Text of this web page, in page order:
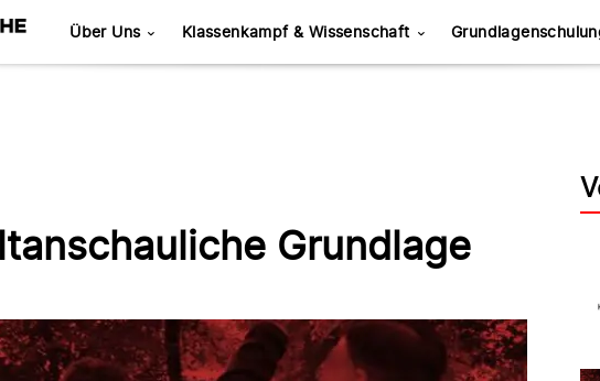
Über Uns Klassenkampf & Wissenschaft
Grundlage